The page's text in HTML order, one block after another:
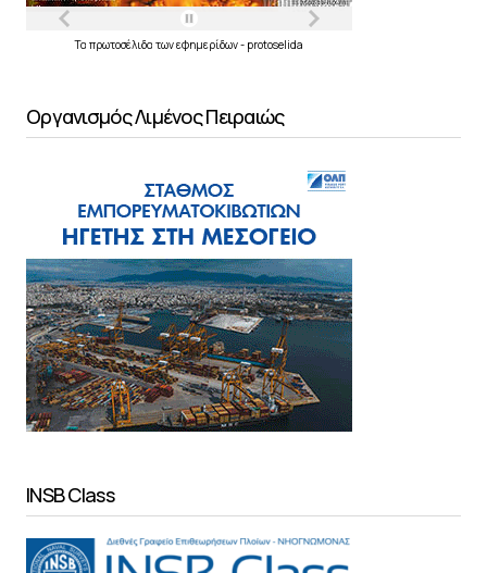
Τα πρωτοσέλιδα τωνεφημερίδων- protoselida
Οργανισμός Λιμένος Πειραιώς
INSB Class